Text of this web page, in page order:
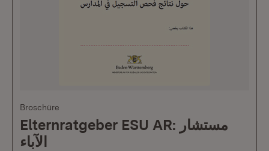
Broschüre
Elternratgeber ESU AR: مستشار
الآباء